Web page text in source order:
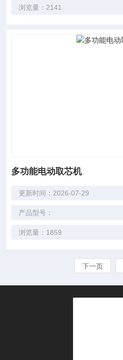
浏览量：2141
多功能电动取芯机
更新时间：2026-07-29
产品型号：
浏览量：1859
下一页